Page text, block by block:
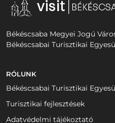
Békéscsaba Megyei Jogú
Békéscsabai Turisztikai
RÓLUNK
Békéscsabai Turisztikai
Turisztikai fejlesztések
Adatvédelmi tájékoztató